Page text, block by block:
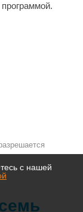
с нашей